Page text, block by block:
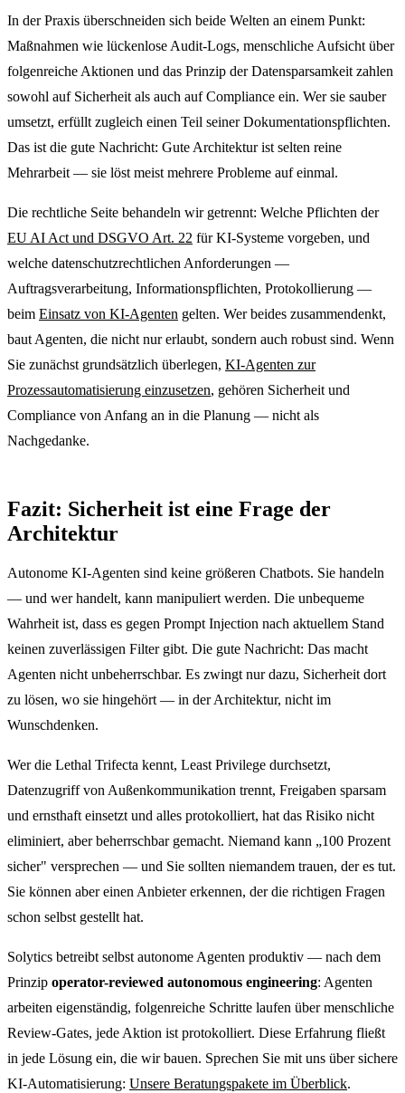
In der Praxis überschneiden sich beide Welten an einem Punkt:
Maßnahmen wie lückenlose Audit-Logs, menschliche Aufsicht über
folgenreiche Aktionen und das Prinzip der Datensparsamkeit zahlen
sowohl auf Sicherheit als auch auf Compliance ein. Wer sie sauber
umsetzt, erfüllt zugleich einen Teil seiner Dokumentationspflichten.
Das ist die gute Nachricht: Gute Architektur ist selten reine
Mehrarbeit — sie löst meist mehrere Probleme auf einmal.
Die rechtliche Seite behandeln wir getrennt: Welche Pflichten der
EU AI Act und DSGVO Art. 22 für KI-Systeme vorgeben, und
welche datenschutzrechtlichen Anforderungen —
Auftragsverarbeitung, Informationspflichten, Protokollierung —
beim Einsatz von KI-Agenten gelten. Wer beides zusammendenkt,
baut Agenten, die nicht nur erlaubt, sondern auch robust sind. Wenn
Sie zunächst grundsätzlich überlegen, KI-Agenten zur
Prozessautomatisierung einzusetzen, gehören Sicherheit und
Compliance von Anfang an in die Planung — nicht als
Nachgedanke.
Fazit: Sicherheit ist eine Frage der
Architektur
Autonome KI-Agenten sind keine größeren Chatbots. Sie handeln
— und wer handelt, kann manipuliert werden. Die unbequeme
Wahrheit ist, dass es gegen Prompt Injection nach aktuellem Stand
keinen zuverlässigen Filter gibt. Die gute Nachricht: Das macht
Agenten nicht unbeherrschbar. Es zwingt nur dazu, Sicherheit dort
zu lösen, wo sie hingehört — in der Architektur, nicht im
Wunschdenken.
Wer die Lethal Trifecta kennt, Least Privilege durchsetzt,
Datenzugriff von Außenkommunikation trennt, Freigaben sparsam
und ernsthaft einsetzt und alles protokolliert, hat das Risiko nicht
eliminiert, aber beherrschbar gemacht. Niemand kann „100 Prozent
sicher" versprechen — und Sie sollten niemandem trauen, der es tut.
Sie können aber einen Anbieter erkennen, der die richtigen Fragen
schon selbst gestellt hat.
Solytics betreibt selbst autonome Agenten produktiv — nach dem
Prinzip operator-reviewed autonomous engineering: Agenten
arbeiten eigenständig, folgenreiche Schritte laufen über menschliche
Review-Gates, jede Aktion ist protokolliert. Diese Erfahrung fließt
in jede Lösung ein, die wir bauen. Sprechen Sie mit uns über sichere
KI-Automatisierung: Unsere Beratungspakete im Überblick.